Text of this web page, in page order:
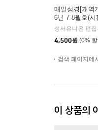
매일성경[개역
6년 7-8월호(시
편, 이사야 1-
성서유니온 편집
4,500원 (0%
검색 페이지에
이 상품의